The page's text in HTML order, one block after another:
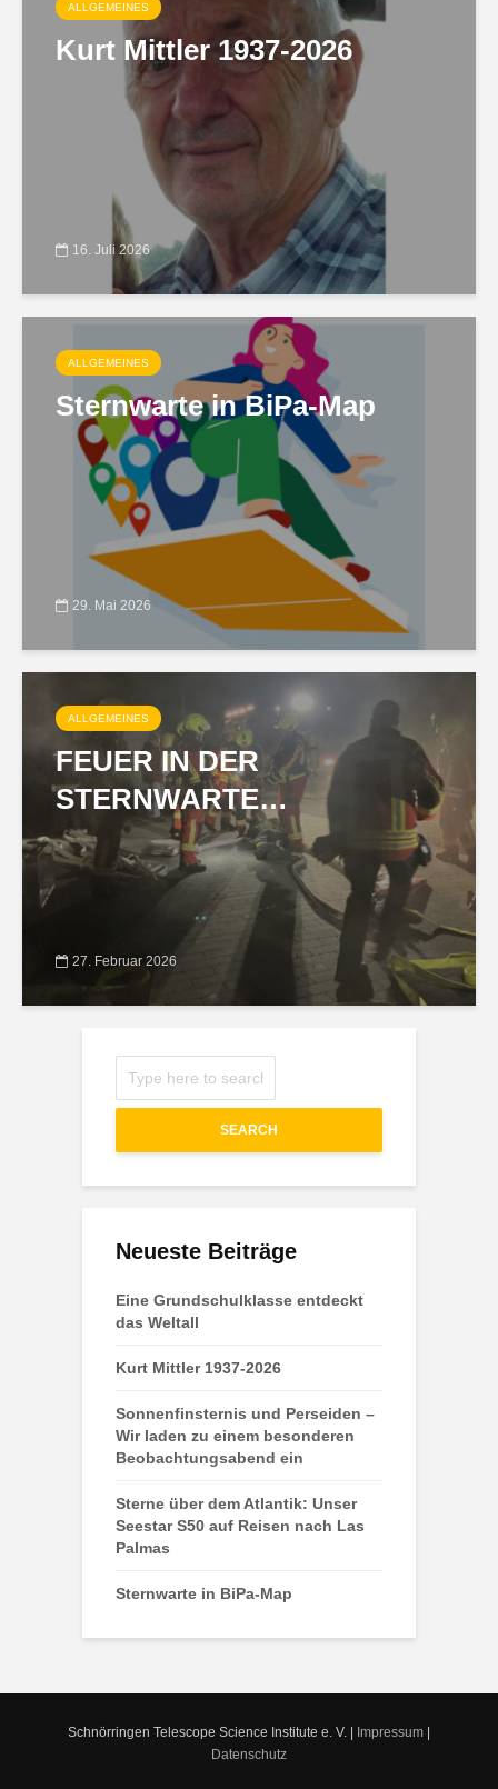
ALLGEMEINES
Kurt Mittler 1937-2026
16. Juli 2026
ALLGEMEINES
Sternwarte in BiPa-Map
29. Mai 2026
ALLGEMEINES
FEUER IN DER
STERNWARTE…
27. Februar 2026
SEARCH
Neueste Beiträge
Eine Grundschulklasse entdeckt
das Weltall
Kurt Mittler 1937-2026
Sonnenfinsternis und Perseiden –
Wir laden zu einem besonderen
Beobachtungsabend ein
Sterne über dem Atlantik: Unser
Seestar S50 auf Reisen nach Las
Palmas
Sternwarte in BiPa-Map
Schnörringen Telescope Science Institute e. V. | Impressum
Datenschutz